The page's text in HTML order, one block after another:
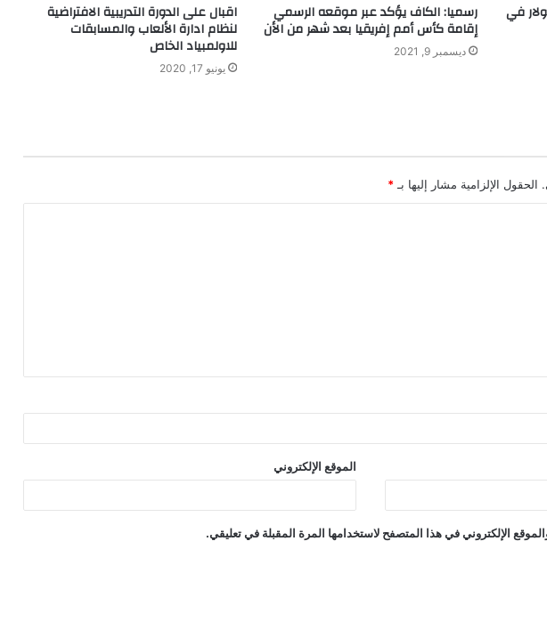
في رسميا: الكاف يؤكد عبر موقعه الرسمي
إقامة كأس أمم إفريقيا بعد شهر من الأن
ديسمبر 9, 2021
اقبال على الدورة التدريبية الافتراضية
لنظام ادارة الألعاب والمسابقات
للاولمبياد الخاص
يونيو 17, 2020
الحقول الإلزامية مشار إليها بـ *
الموقع الإلكتروني
الإلكتروني في هذا المتصفح لاستخدامها المرة المقبلة في تعليقي.